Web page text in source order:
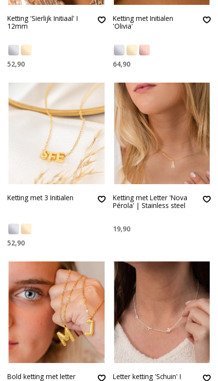
Ketting 'Sierlijk Initiaal' I
12mm
52,90
Ketting met Initialen
'Olivia'
64,90
Ketting met 3 Initialen
52,90
Ketting met Letter 'Nova
Pérola' | Stainless steel
19,90
Bold ketting met letter
Letter ketting 'Schuin' I